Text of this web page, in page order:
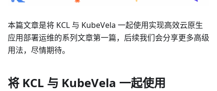
本篇文章是将 KCL 与 KubeVela 一起使用实现高效云原生
应用部署运维的系列文章第一篇，后续我们会分享更多高级
用法，尽情期待。
将 KCL 与 KubeVela 一起使用